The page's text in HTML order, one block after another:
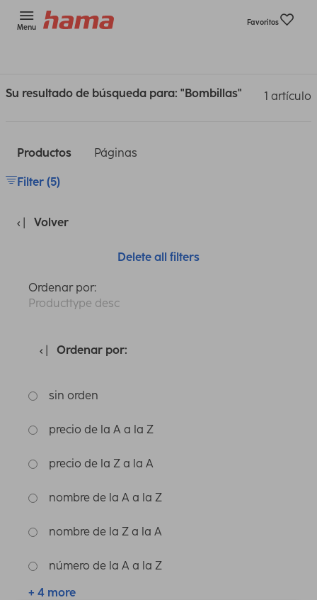
Menu
Favoritos
Su resultado de búsqueda para: "Bombillas" 1 artículo
Productos Páginas
Filter (5)
Volver
Delete all filters
Ordenar por:
Producttype desc
Ordenar por:
sin orden
precio de la A a la Z
precio de la Z a la A
nombre de la A a la Z
nombre de la Z a la A
número de la A a la Z
+ 4 more